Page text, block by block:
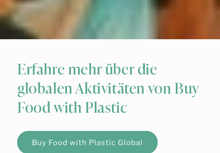
Erfahre mehr über die
globalen Aktivitäten von Buy
Food with Plastic
Buy Food with Plastic Global